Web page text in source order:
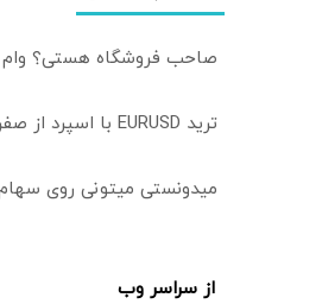
صاحب فروشگاه هستی؟ وام تا ۳ میلیارد تومان
ترید EURUSD با اسپرد از صفر پیپ
میدونستی میتونی روی
از سراسر وب